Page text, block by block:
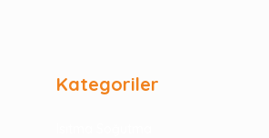
Kategoriler